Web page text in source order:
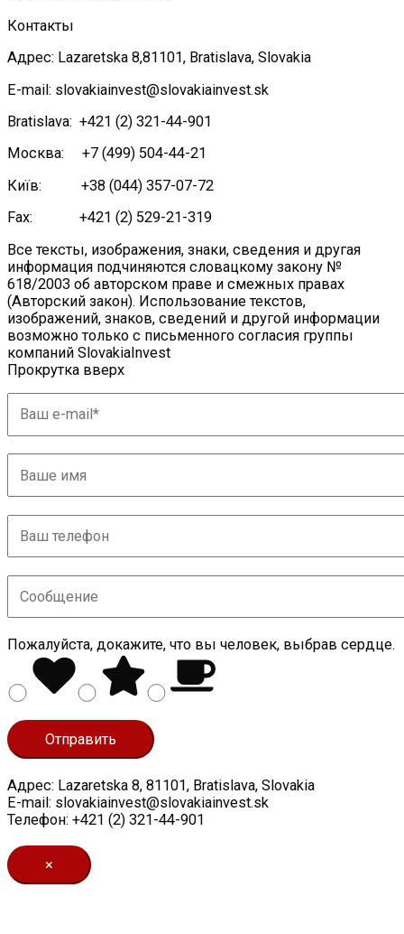
Контакты
Адрес: Lazaretska 8,81101, Bratislava, Slovakia
E-mail: slovakiainvest@slovakiainvest.sk
Bratislava: +421 (2) 321-44-901
Москва: +7 (499) 504-44-21
Київ: +38 (044) 357-07-72
Fax: +421 (2) 529-21-319
Все тексты, изображения, знаки, сведения и другая
информация подчиняются словацкому закону №
618/2003 об авторском праве и смежных правах
(Авторский закон). Использование текстов,
изображений, знаков, сведений и другой информации
возможно только с письменного согласия группы
компаний SlovakiaInvest
Прокрутка вверх
Пожалуйста, докажите, что вы человек, выбрав сердце.
Адрес: Lazaretska 8, 81101, Bratislava, Slovakia
E-mail: slovakiainvest@slovakiainvest.sk
Телефон: +421 (2) 321-44-901
×